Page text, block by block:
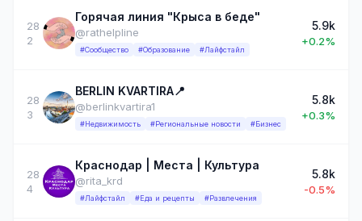
28
2
Горячая линия "Крыса в беде"
@rathelpline
#Сообщество #Образование #Лайфстайл
5.9k
+0.2%
28
3
BERLIN KVARTIRA📍
@berlinkvartira1
#Недвижимость #Региональные новости #Бизнес
5.8k
+0.3%
28
4
Краснодар | Места | Культура
@rita_krd
#Лайфстайл #Еда и рецепты #Развлечения
5.8k
-0.5%